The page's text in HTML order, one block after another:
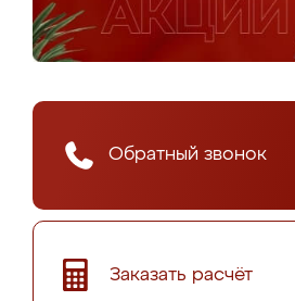
Обратный звонок
Заказать расчёт